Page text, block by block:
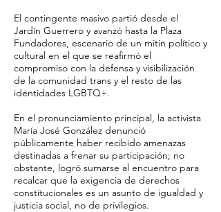
El contingente masivo partió desde el
Jardín Guerrero y avanzó hasta la Plaza
Fundadores, escenario de un mitin político y
cultural en el que se reafirmó el
compromiso con la defensa y visibilización
de la comunidad trans y el resto de las
identidades LGBTQ+.
En el pronunciamiento principal, la activista
María José González denunció
públicamente haber recibido amenazas
destinadas a frenar su participación; no
obstante, logró sumarse al encuentro para
recalcar que la exigencia de derechos
constitucionales es un asunto de igualdad y
justicia social, no de privilegios.